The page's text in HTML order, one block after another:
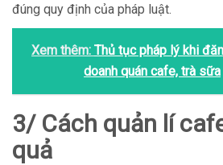
đúng quy định của pháp luật.
Xem thêm: Thủ tục pháp lý khi
doanh quán cafe, trà sữa
3/ Cách quản lí
quả